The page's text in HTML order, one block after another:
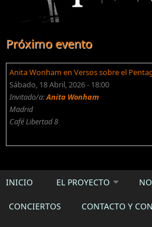
Próximo evento
Anita Wonham en Versos sobre el
Sábado, 18 Abril, 2026 - 18:00
Invitado/a:Anita Wonham
Madrid
Café Libertad 8
INICIO EL PROYECTO
CONCIERTOS CONTACTO Y